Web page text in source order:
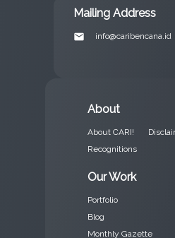
Mailing Address
email info@caribencana.id
About
About CARI!
Recognitions
Our Work
Portfolio
Blog
Monthly Gazette